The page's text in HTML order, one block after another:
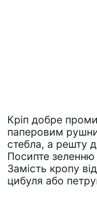
Кріп добре
паперовим
стебла, а решту
Посипте зеленню
Замість кропу
цибуля або